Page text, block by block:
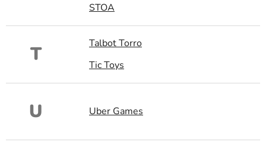
STOA
T
Talbot Torro
Tic Toys
U Uber Games